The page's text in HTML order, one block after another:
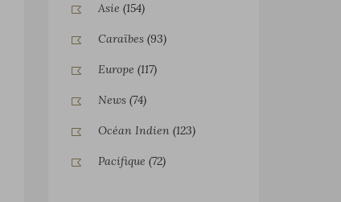
Asie (154)
Caraïbes(93)
Europe (117)
News(74)
Océan Indien(123)
Pacifique (72)